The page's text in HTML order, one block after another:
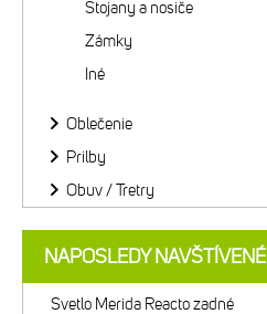
Stojany a nosiče
Zámky
Iné
Oblečenie
Prilby
Obuv / Tretry
NAPOSLEDY NAVŠTÍVENÉ
Svetlo Merida Reacto zadné